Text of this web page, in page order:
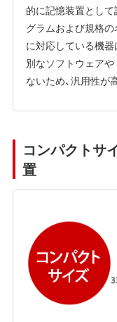
的に記憶装置とし
グラムおよび規格
に対応している機器
別なソフトウェア
ないため、汎用性が
コンパクトサ
置